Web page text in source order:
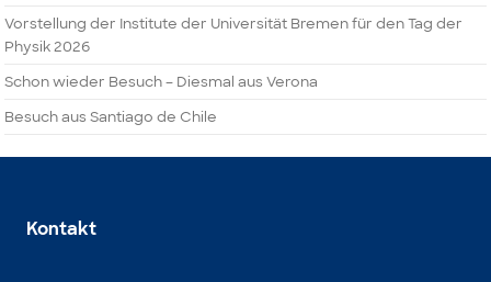
Vorstellung der Institute der Universität Bremen für den Tag der
Physik 2026
Schon wieder Besuch – Diesmal aus Verona
Besuch aus Santiago de Chile
Kontakt